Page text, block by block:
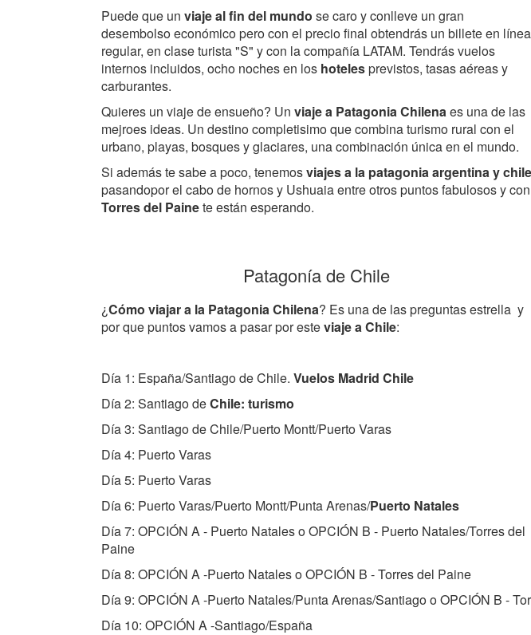
Puede que un viaje al fin del mundo se caro y conlleve un gran
desembolso económico pero con el precio final obtendrás un billete en línea
regular, en clase turista "S" y con la compañía LATAM. Tendrás vuelos
internos incluidos, ocho noches en los hotelesprevistos, tasas aéreas y
carburantes.
Quieres un viaje de ensueño? Un viaje a Patagonia Chilenaes una de las
mejroes ideas. Un destino completisimo que combina turismo rural con el
urbano, playas, bosques y glaciares, una combinación única en el mundo.
Si además te sabe a poco, tenemosviajes a la patagonia argentina y
pasandopor el cabo de hornos y Ushuaia entre otros puntos fabulosos y
Torres del Painete están esperando.
Patagonía de Chile
¿Cómo viajar a la Patagonia Chilena? Es una de las preguntas estrella y
por que puntos vamos a pasar por esteviaje a Chile:
Día 1: España/Santiago de Chile. Vuelos Madrid Chile
Día 2: Santiago deChile: turismo
Día 3: Santiago de Chile/Puerto Montt/Puerto Varas
Día 4: Puerto Varas
Día 5: Puerto Varas
Día 6: Puerto Varas/Puerto Montt/Punta Arenas/Puerto Natales
Día 7: OPCIÓN A - Puerto Natales o OPCIÓN B - Puerto Natales/Torres del
Paine
Día 8: OPCIÓN A -Puerto Natales o OPCIÓN B - Torres del Paine
Día 9: OPCIÓN A -Puerto Natales/Punta Arenas/Santiago o OPCIÓN B -
Día 10: OPCIÓN A -Santiago/España